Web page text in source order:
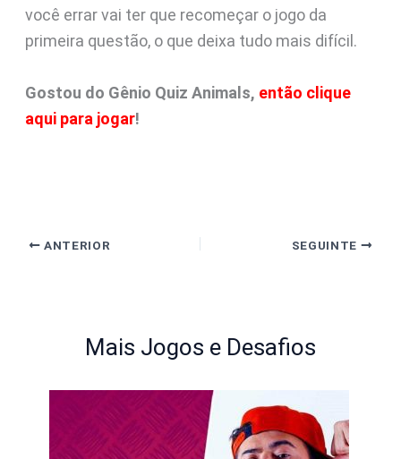
você errar vai ter que recomeçar o jogo da
primeira questão, o que deixa tudo mais difícil.
Gostou do Gênio Quiz Animals, então clique
aqui para jogar!
ANTERIOR SEGUINTE
Mais Jogos e Desafios